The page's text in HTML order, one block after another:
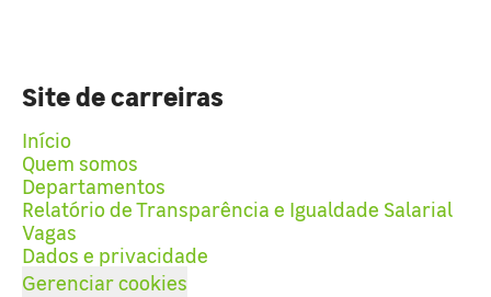
Site de carreiras
Início
Quem somos
Departamentos
Relatório de Transparência e Igualdade Salarial
Vagas
Dados e privacidade
Gerenciar cookies